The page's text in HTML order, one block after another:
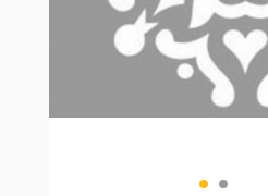
SAÇ AKSESUARLARI
GELİN / DÜĞÜN AKSESUARLARI
PARTİ SÜSLERİ